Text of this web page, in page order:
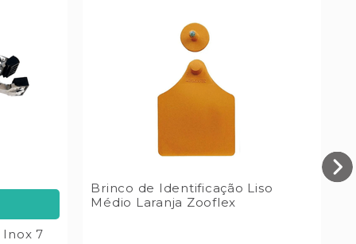
7
Brinco de Identificação Liso
Médio Laranja Zooflex